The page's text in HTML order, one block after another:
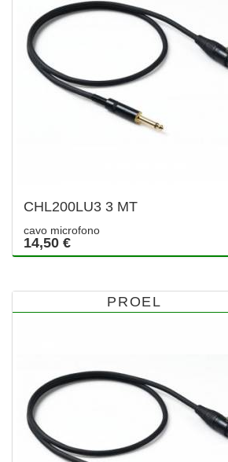
CHL200LU3 3 MT
cavo microfono
14,50 €
PROEL